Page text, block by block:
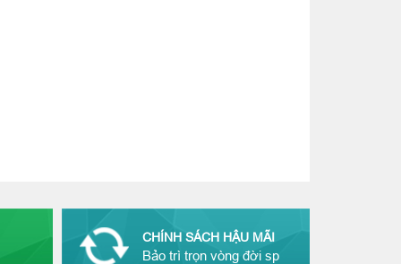
CHÍNH SÁCH HẬU MÃI
Bảo trì trọn vòng đời sp